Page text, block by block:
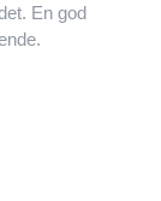
En god